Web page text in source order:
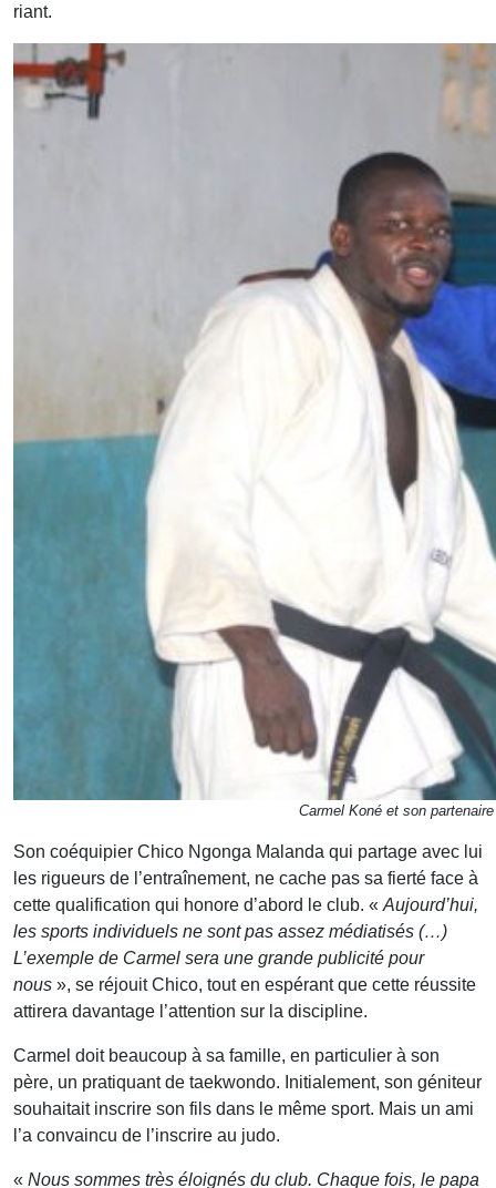
riant.
Carmel Koné et son
Son coéquipier Chico Ngonga Malanda qui partage avec lui
les rigueurs de l’entraînement, ne cache pas sa fierté face à
cette qualification qui honore d’abord le club. « Aujourd’hui,
les sports individuels ne sont pas assez médiatisés (…)
L’exemple de Carmel sera une grande publicité pour
nous », se réjouit Chico, tout en espérant que cette réussite
attirera davantage l’attention sur la discipline.
Carmel doit beaucoup à sa famille, en particulier à son
père, un pratiquant de taekwondo. Initialement, son géniteur
souhaitait inscrire son fils dans le même sport. Mais un ami
l’a convaincu de l’inscrire au judo.
« Nous sommes très éloignés du club. Chaque fois, le papa